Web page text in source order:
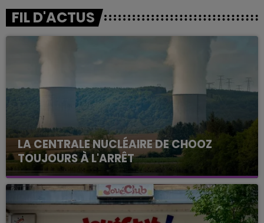
FIL D'ACTUS
LA CENTRALE NUCLÉAIRE DE CHOOZ
TOUJOURS À L'ARRÊT
Cela fait déjà une semaine que la centrale
nucléaire ardennaise est à l'arrêt. Une situation
justifiée par la sécheresse intense qui est toujours
présente.